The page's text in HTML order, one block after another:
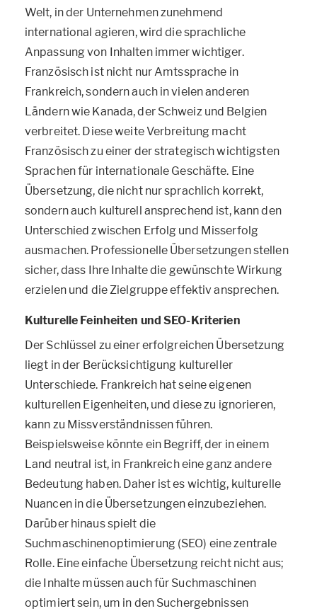
Welt, in der Unternehmen zunehmend
international agieren, wird die sprachliche
Anpassung von Inhalten immer wichtiger.
Französisch ist nicht nur Amtssprache in
Frankreich, sondern auch in vielen anderen
Ländern wie Kanada, der Schweiz und Belgien
verbreitet. Diese weite Verbreitung macht
Französisch zu einer der strategisch wichtigsten
Sprachen für internationale Geschäfte. Eine
Übersetzung, die nicht nur sprachlich korrekt,
sondern auch kulturell ansprechend ist, kann den
Unterschied zwischen Erfolg und Misserfolg
ausmachen. Professionelle Übersetzungen stellen
sicher, dass Ihre Inhalte die gewünschte Wirkung
erzielen und die Zielgruppe effektiv ansprechen.
Kulturelle Feinheiten und SEO-Kriterien
Der Schlüssel zu einer erfolgreichen Übersetzung
liegt in der Berücksichtigung kultureller
Unterschiede. Frankreich hat seine eigenen
kulturellen Eigenheiten, und diese zu ignorieren,
kann zu Missverständnissen führen.
Beispielsweise könnte ein Begriff, der in einem
Land neutral ist, in Frankreich eine ganz andere
Bedeutung haben. Daher ist es wichtig, kulturelle
Nuancen in die Übersetzungen einzubeziehen.
Darüber hinaus spielt die
Suchmaschinenoptimierung (SEO) eine zentrale
Rolle. Eine einfache Übersetzung reicht nicht aus;
die Inhalte müssen auch für Suchmaschinen
optimiert sein, um in den Suchergebnissen